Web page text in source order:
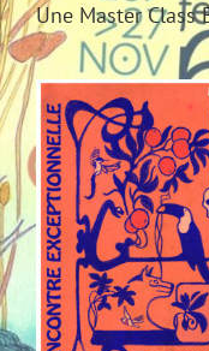
Une Master Class